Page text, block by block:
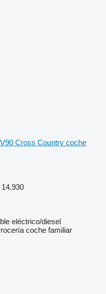
Cross Country coche
eléctrico/diesel
coche familiar